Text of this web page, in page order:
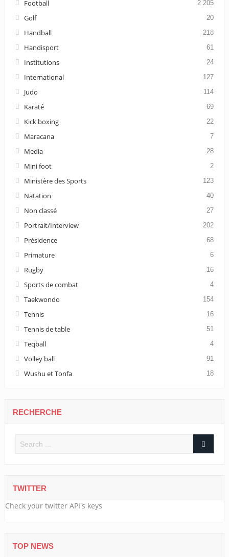
Football 2 205
Golf 20
Handball 218
Handisport 61
Institutions 24
International 127
Judo 114
Karaté 69
Kick boxing 22
Maracana 7
Media 28
Mini foot 2
Ministère des Sports 123
Natation 40
Non classé 27
Portrait/Interview 202
Présidence 68
Primature 6
Rugby 16
Sports de combat 4
Taekwondo 154
Tennis 16
Tennis de table 51
Teqball 4
Volley ball 91
Wushu et Tonfa 18
RECHERCHE
TWITTER
Check your twitter API's keys
TOP NEWS